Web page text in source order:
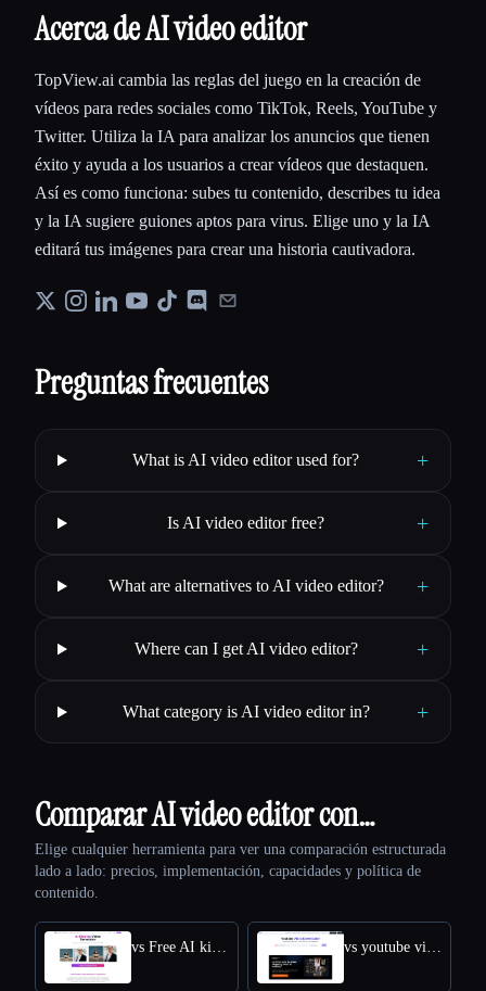
Acerca de AI video editor
TopView.ai cambia las reglas del juego en la creación de
vídeos para redes sociales como TikTok, Reels, YouTube y
Twitter. Utiliza la IA para analizar los anuncios que tienen
éxito y ayuda a los usuarios a crear vídeos que destaquen.
Así es como funciona: subes tu contenido, describes tu idea
y la IA sugiere guiones aptos para virus. Elige uno y la IA
editará tus imágenes para crear una historia cautivadora.
Preguntas frecuentes
What is AI video editor used for? +
Is AI video editor free? +
What are alternatives to AI video editor? +
Where can I get AI video editor? +
What category is AI video editor in? +
Comparar AI video editor con…
Elige cualquier herramienta para ver una comparación estructurada
lado a lado: precios, implementación, capacidades y política de
contenido.
vs Free AI kissing video generator vs youtube video downloader